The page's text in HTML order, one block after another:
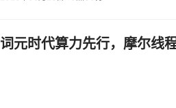
词元时代算力先行，摩尔线